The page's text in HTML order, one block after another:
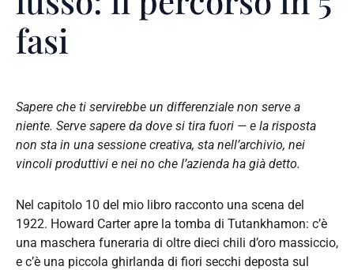
fasi
Sapere che ti servirebbe un differenziale non serve a
niente. Serve sapere da dove si tira fuori — e la risposta
non sta in una sessione creativa, sta nell’archivio, nei
vincoli produttivi e nei no che l’azienda ha già detto.
Nel capitolo 10 del mio libro racconto una scena del
1922. Howard Carter apre la tomba di Tutankhamon: c’è
una maschera funeraria di oltre dieci chili d’oro massiccio,
e c’è una piccola ghirlanda di fiori secchi deposta sul